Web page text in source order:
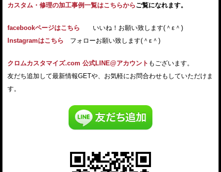
カスタム・修理の加工事例一覧はこちらからご覧になれます。
facebookページはこちら いいね！お願い致します(＾ε＾)
Instagramはこちら フォローお願い致します(＾ε＾)
クロムカスタマイズ.com 公式LINE@アカウント もございます。
友だち追加して最新情報GETや、お気軽にお問合わせもしていただけま
す。